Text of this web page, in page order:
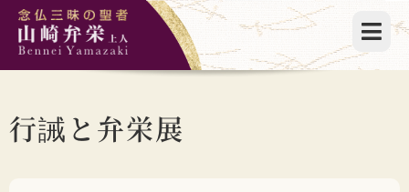
行誡と弁栄展